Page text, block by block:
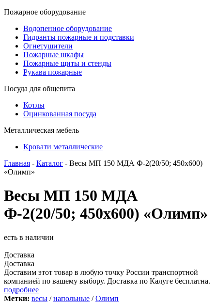
Пожарное оборудование
Водопенное оборудование
Гидранты пожарные и подставки
Огнетушители
Пожарные шкафы
Пожарные щиты и стенды
Рукава пожарные
Посуда для общепита
Котлы
Оцинкованная посуда
Металлическая мебель
Кровати металлические
Главная - Каталог - Весы МП 150 МДА Ф-2(20/50; 450х600)
«Олимп»
Весы МП 150 МДА
Ф-2(20/50; 450х600) «Олимп»
есть в наличии
Доставка
Доставка
Доставим этот товар в любую точку России транспортной
компанией по вашему выбору. Доставка по Калуге бесплатна.
подробнее
Метки: весы /напольные /Олимп